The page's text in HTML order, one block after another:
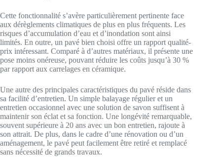
Cette fonctionnalité s’avère particulièrement pertinente face
aux dérèglements climatiques de plus en plus fréquents. Les
risques d’accumulation d’eau et d’inondation sont ainsi
limités. En outre, un pavé bien choisi offre un rapport qualité-
prix intéressant. Comparé à d’autres matériaux, il présente une
pose moins onéreuse, pouvant réduire les coûts jusqu’à 30 %
par rapport aux carrelages en céramique.
Une autre des principales caractéristiques du pavé réside dans
sa facilité d’entretien. Un simple balayage régulier et un
entretien occasionnel avec une solution de savon suffisent à
maintenir son éclat et sa fonction. Une longévité remarquable,
souvent supérieure à 20 ans avec un bon entretien, rajoute à
son attrait. De plus, dans le cadre d’une rénovation ou d’un
aménagement, le pavé peut facilement être retiré et remplacé
sans nécessité de grands travaux.